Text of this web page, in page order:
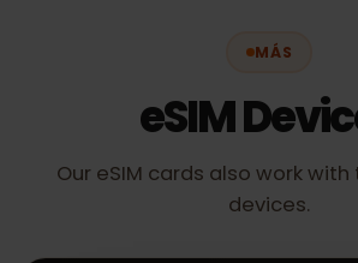
MÁS
eSIM
Our eSIM cards also work
devices.